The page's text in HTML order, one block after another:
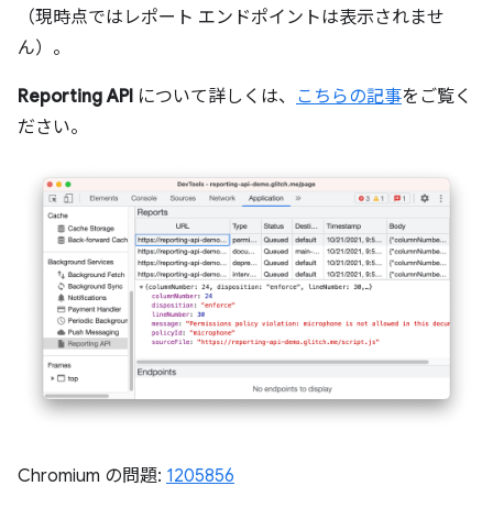
（現時点ではレポート エンドポイントは表示されませ
ん）。
Reporting API について詳しくは、 こちらの記事をご覧く
ださい。
Chromium の問題: 1205856